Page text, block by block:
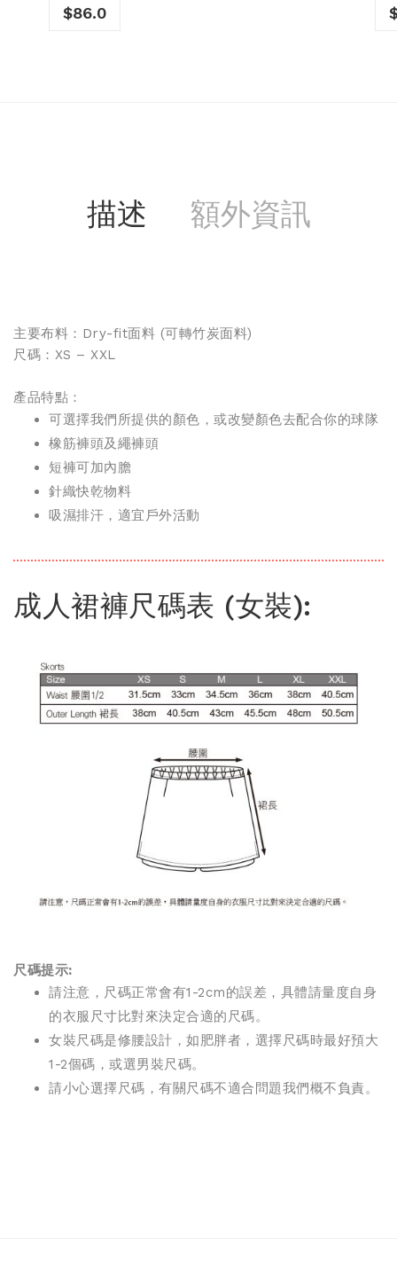
$86.0
描述 額外資訊
主要布料：Dry-fit面料 (可轉竹炭面料)
尺碼：XS – XXL
產品特點：
可選擇我們所提供的顏色，或改變顏色去配合你的球隊
橡筋褲頭及繩褲頭
短褲可加內膽
針織快乾物料
吸濕排汗，適宜戶外活動
成人裙褲尺碼表 (女裝):
尺碼提示:
請注意，尺碼正常會有1-2cm的誤差，具體請量度自身
的衣服尺寸比對來決定合適的尺碼。
女裝尺碼是修腰設計，如肥胖者，選擇尺碼時最好預大
1-2個碼，或選男裝尺碼。
請小心選擇尺碼，有關尺碼不適合問題我們概不負責。